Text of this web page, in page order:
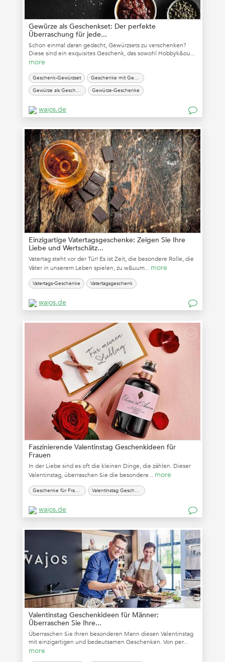
Gewürze als Geschenkset: Der perfekte
Überraschung für jede...
Schon einmal daran gedacht, Gewürzsets zu verschenken?
Diese sind ein exquisites Geschenk, das sowohl Hobbyk&ou...
more
Geschenk-Gewürzset
Geschenke mit Gewürzen
Gewürze als Geschenkset
Gewürze-Geschenke
wajos.de
Einzigartige Vatertagsgeschenke: Zeigen Sie Ihre
Liebe und Wertschätz...
Vatertag steht vor der Tür! Es ist Zeit, die besondere Rolle, die
Väter in unserem Leben spielen, zu w&uum... more
Vatertags-Geschenke Vatertagsgeschenk
wajos.de
Faszinierende Valentinstag Geschenkideen für
Frauen
In der Liebe sind es oft die kleinen Dinge, die zählen. Dieser
Valentinstag, überraschen Sie die besondere... more
Geschenke für Frauen zum Valentinstag Valentinstag Geschenk für Frauen
wajos.de
Valentinstag Geschenkideen für Männer:
Überraschen Sie Ihre...
Überraschen Sie Ihren besonderen Mann diesen Valentinstag
mit einzigartigen und bedeutsamen Geschenken. Von per...
more